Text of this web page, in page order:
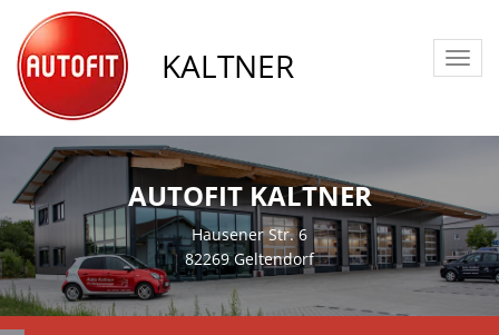
KALTNER
AUTOFIT KALTNER
Hausener Str. 6
82269 Geltendorf